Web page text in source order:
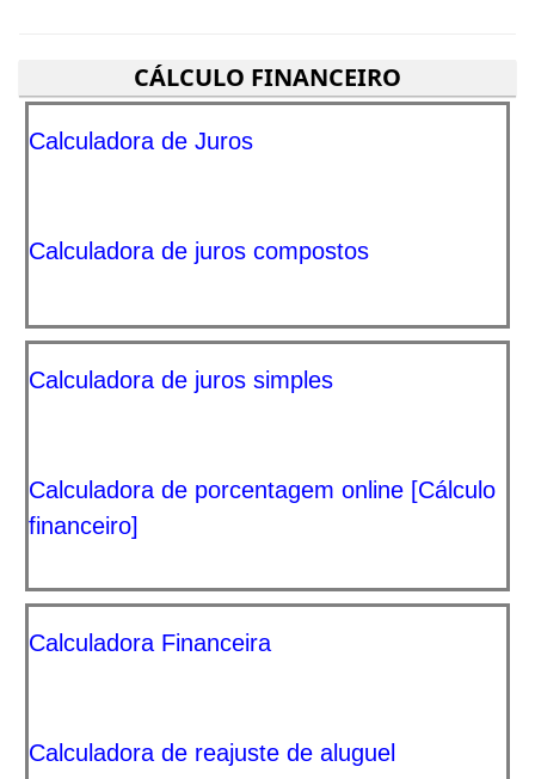
CÁLCULO FINANCEIRO
Calculadora de Juros
Calculadora de juros compostos
Calculadora de juros simples
Calculadora de porcentagem online [Cálculo
financeiro]
Calculadora Financeira
Calculadora de reajuste de aluguel